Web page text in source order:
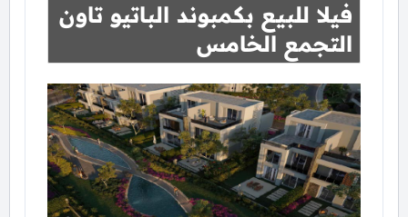
فيلا للبيع بكمبوند الباتيو تاون
التجمع الخامس